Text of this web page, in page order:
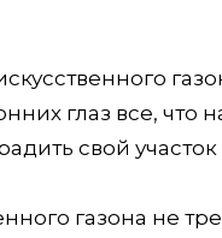
глаз все, что
свой
газона не